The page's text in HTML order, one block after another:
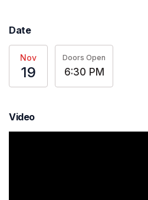
Date
Nov
19
Doors Open
6:30 PM
Video